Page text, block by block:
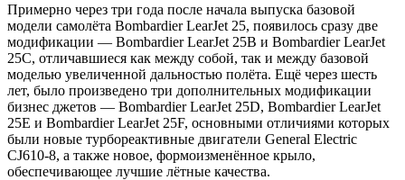
Примерно через три года после начала выпуска базовой
модели самолёта Bombardier LearJet 25, появилось сразу две
модификации — Bombardier LearJet 25B и Bombardier LearJet
25C, отличавшиеся как между собой, так и между базовой
моделью увеличенной дальностью полёта. Ещё через шесть
лет, было произведено три дополнительных модификации
бизнес джетов — Bombardier LearJet 25D, Bombardier LearJet
25E и Bombardier LearJet 25F, основными отличиями которых
были новые турбореактивные двигатели General Electric
CJ610-8, а также новое, формоизменённое крыло,
обеспечивающее лучшие лётные качества.